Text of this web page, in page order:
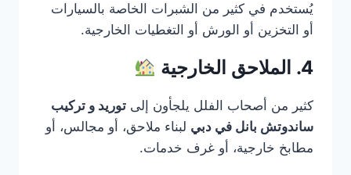
يُستخدم في كثير من الشبرات الخاصة بالسيارات
أو التخزين أو الورش أو التغطيات الخارجية.
4. الملاحق الخارجية
كثير من أصحاب الفلل يلجأون إلى توريد و تركيب
ساندوتش بانل في دبي لبناء ملاحق، أو مجالس، أو
مطابخ خارجية، أو غرف خدمات.